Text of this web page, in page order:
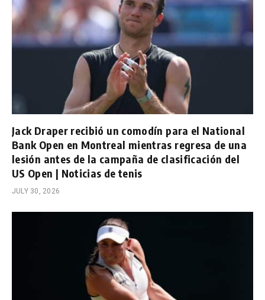
Jack Draper recibió un comodín para el National
Bank Open en Montreal mientras regresa de una
lesión antes de la campaña de clasificación del
US Open | Noticias de tenis
JULY 30, 2026